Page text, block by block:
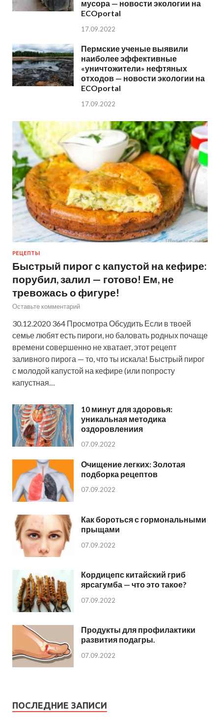
мусора — новости экологии на
ECOportal
17.09.2022
Пермские ученые выявили
наиболее эффективные
«уничтожители» нефтяных
отходов — новости экологии на
ECOportal
17.09.2022
РЕЦЕПТЫ
Быстрый пирог с капустой на кефире:
порубил, залил — готово! Ем, не
тревожась о фигуре!
Оставьте комментарий
30.12.2020 364 Просмотра Обсудить Если в твоей
семье любят есть пироги, но баловать родных почаще
времени совершенно не хватает, этот рецепт
заливного пирога — то, что ты искала! Быстрый пирог
с молодой капустой на кефире (или попросту
капустная…
10 минут для здоровья:
уникальная методика
оздоровлениия
07.09.2022
Очищение легких: Золотая
подборка рецептов
07.09.2022
Как бороться с гормональными
прыщами
07.09.2022
Кордицепс китайский гриб
ярсагумба — что это такое?
07.09.2022
Продукты для профилактики
развития подагры.
07.09.2022
ПОСЛЕДНИЕ ЗАПИСИ